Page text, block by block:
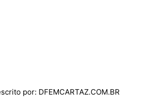
por: DFEMCARTAZ.COM.BR